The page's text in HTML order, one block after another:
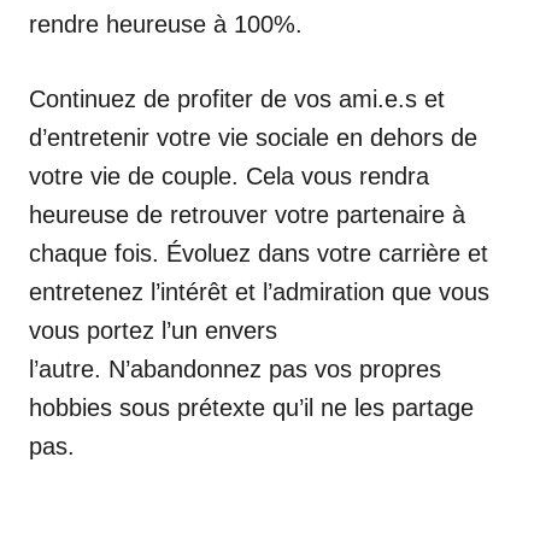
rendre heureuse à 100%.
Continuez de profiter de vos ami.e.s et
d’entretenir votre vie sociale en dehors de
votre vie de couple. Cela vous rendra
heureuse de retrouver votre partenaire à
chaque fois. Évoluez dans votre carrière et
entretenez l’intérêt et l’admiration que vous
vous portez l’un envers
l’autre. N’abandonnez pas vos propres
hobbies sous prétexte qu’il ne les partage
pas.